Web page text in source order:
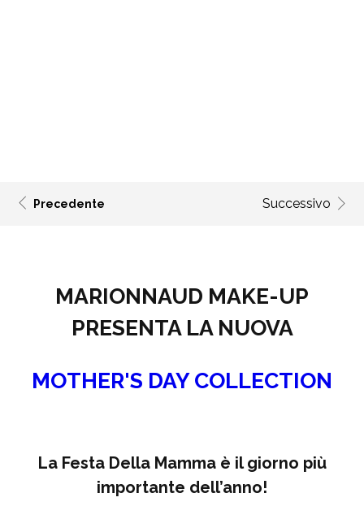
Precedente Successivo
MARIONNAUD MAKE-UP
PRESENTA LA NUOVA
MOTHER'S DAY COLLECTION
La Festa Della Mamma è il giorno più
importante dell’anno!